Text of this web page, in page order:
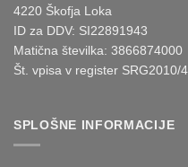
chosen
on
4220 Škofja Loka
ID za DDV: SI22891943
Matična številka: 3866874000
Št. vpisa v register SRG2010/
SPLOŠNE INFORMACIJE